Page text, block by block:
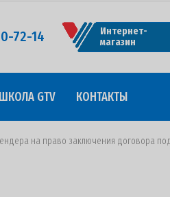
72-14
Интернет-
магазин
ШКОЛА GTV КОНТАКТЫ
на право заключения договора